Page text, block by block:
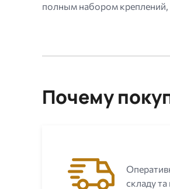
полным набором креплений,
Почему
складу та